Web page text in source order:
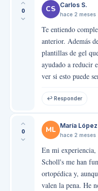
0 CS Carlos S.
hace 2 meses
Te entiendo
anterior. Además
plantillas de gel
ayudado a reducir
ver si esto puede
↩ Responder
0 ML María López
hace 2 meses
En mi experiencia,
Scholl's me han
ortopédica y,
valen la pena. He